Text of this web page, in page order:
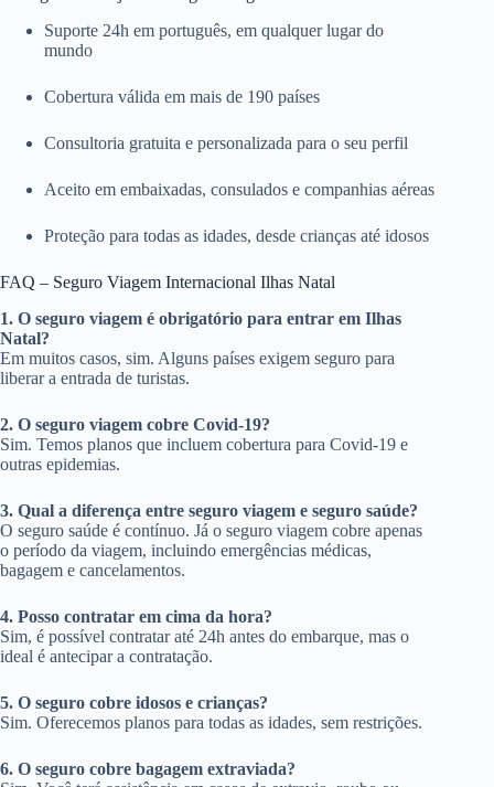
Suporte 24h em português, em qualquer lugar do
mundo
Cobertura válida em mais de 190 países
Consultoria gratuita e personalizada para o seu perfil
Aceito em embaixadas, consulados e companhias aéreas
Proteção para todas as idades, desde crianças até idosos
FAQ – Seguro Viagem Internacional Ilhas Natal
1. O seguro viagem é obrigatório para entrar em Ilhas
Natal?
Em muitos casos, sim. Alguns países exigem seguro para
liberar a entrada de turistas.
2. O seguro viagem cobre Covid-19?
Sim. Temos planos que incluem cobertura para Covid-19 e
outras epidemias.
3. Qual a diferença entre seguro viagem e seguro saúde?
O seguro saúde é contínuo. Já o seguro viagem cobre apenas
o período da viagem, incluindo emergências médicas,
bagagem e cancelamentos.
4. Posso contratar em cima da hora?
Sim, é possível contratar até 24h antes do embarque, mas o
ideal é antecipar a contratação.
5. O seguro cobre idosos e crianças?
Sim. Oferecemos planos para todas as idades, sem restrições.
6. O seguro cobre bagagem extraviada?